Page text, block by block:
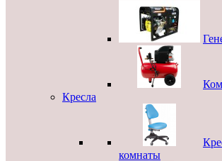
Кресла
комнаты